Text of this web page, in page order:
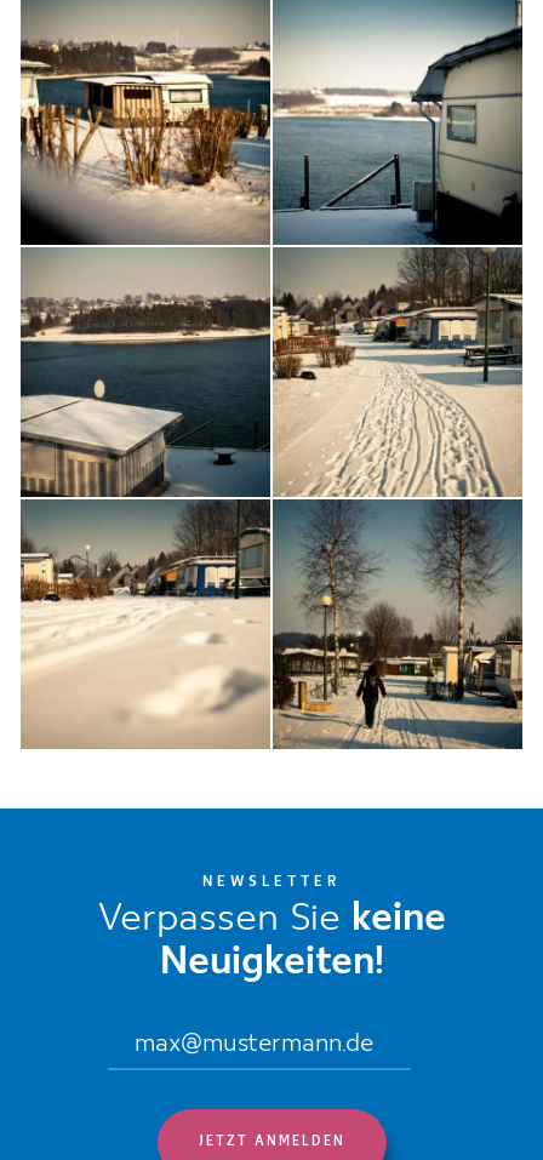
NEWSLETTER
Verpassen Sie keine
Neuigkeiten!